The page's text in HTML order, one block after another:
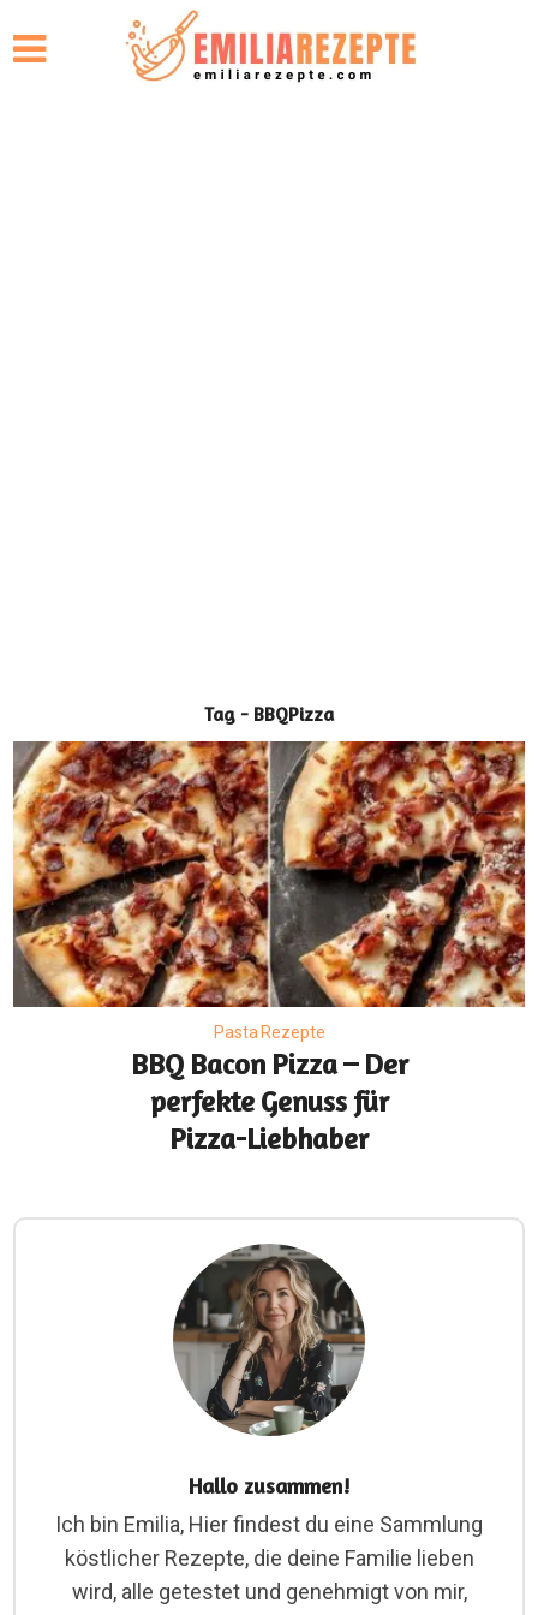
Tag - BBQPizza
Pasta Rezepte
BBQ Bacon Pizza – Der
perfekte Genuss für
Pizza-Liebhaber
Hallo zusammen!
Ich bin Emilia, Hier findest du eine Sammlung
köstlicher Rezepte, die deine Familie lieben
wird, alle getestet und genehmigt von mir,